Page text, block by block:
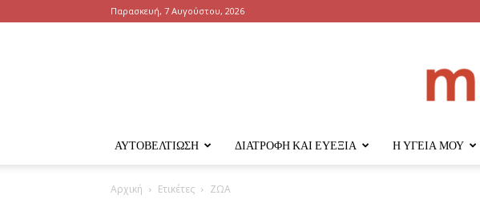
Παρασκευή, 7 Αυγούστου, 2026
ΑΥΤΟΒΕΛΤΊΩΣΗ ΔΙΑΤΡΟΦΉ ΚΑΙ ΕΥΕΞΊΑ Η ΥΓΕΊΑ ΜΟΥ
Αρχική Ετικέτες ΖΩΑ